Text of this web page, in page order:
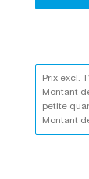
Prix excl.
Montant
petite
Montant